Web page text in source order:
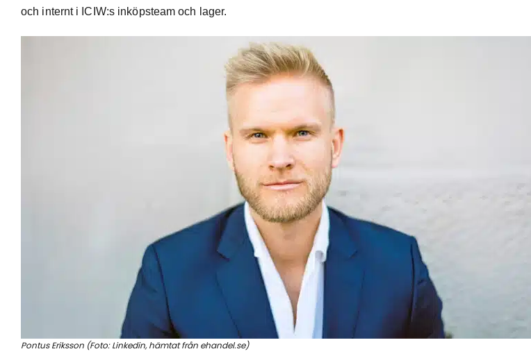
och internt i ICIW:s inköpsteam och lager.
Pontus Eriksson (Foto: Linkedin, hämtat från ehandel.se)